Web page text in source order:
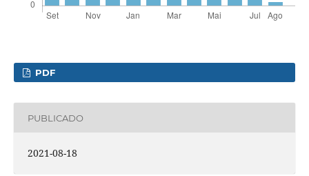
PDF
PUBLICADO
2021-08-18